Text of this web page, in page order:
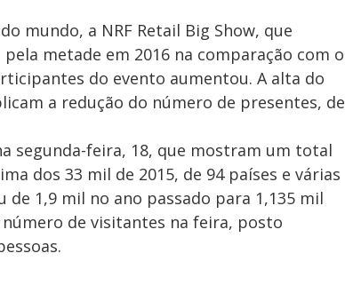
mundo, a NRF Retail Big Show, que
metade em 2016 na comparação com o
do evento aumentou. A alta do
a redução do número de presentes, de
segunda-feira, 18, que mostram um total
dos 33 mil de 2015, de 94 países e várias
de 1,9 mil no ano passado para 1,135 mil
de visitantes na feira, posto